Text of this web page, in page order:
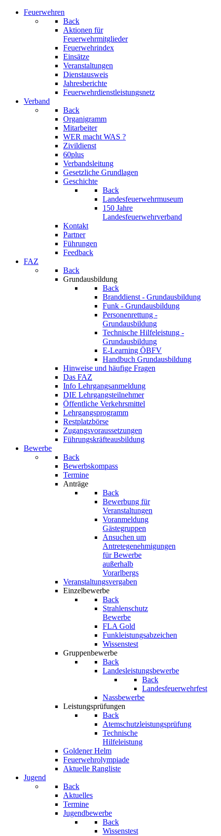
Feuerwehren
Back
Aktionen für
Feuerwehrmitglieder
Feuerwehrindex
Einsätze
Veranstaltungen
Dienstausweis
Jahresberichte
Feuerwehrdienstleistungsnetz
Verband
Back
Organigramm
Mitarbeiter
WER macht WAS ?
Zivildienst
60plus
Verbandsleitung
Gesetzliche Grundlagen
Geschichte
Back
Landesfeuerwehrmuseum
150 Jahre
Landesfeuerwehrverband
Kontakt
Partner
Führungen
Feedback
FAZ
Back
Grundausbildung
Back
Branddienst - Grundausbildung
Funk - Grundausbildung
Personenrettung -
Grundausbildung
Technische Hilfeleistung -
Grundausbildung
E-Learning ÖBFV
Handbuch Grundausbildung
Hinweise und häufige Fragen
Das FAZ
Info Lehrgangsanmeldung
DIE Lehrgangsteilnehmer
Öffentliche Verkehrsmittel
Lehrgangsprogramm
Restplatzbörse
Zugangsvoraussetzungen
Führungskräfteausbildung
Bewerbe
Back
Bewerbskompass
Termine
Anträge
Back
Bewerbung für
Veranstaltungen
Voranmeldung
Gästegruppen
Ansuchen um
Antretegenehmigungen
für Bewerbe
außerhalb
Vorarlbergs
Veranstaltungsvergaben
Einzelbewerbe
Back
Strahlenschutz
Bewerbe
FLA Gold
Funkleistungsabzeichen
Wissenstest
Gruppenbewerbe
Back
Landesleistungsbewerbe
Back
Landesfeuerwehrfest
Nassbewerbe
Leistungsprüfungen
Back
Atemschutzleistungsprüfung
Technische
Hilfeleistung
Goldener Helm
Feuerwehrolympiade
Aktuelle Rangliste
Jugend
Back
Aktuelles
Termine
Jugendbewerbe
Back
Wissenstest